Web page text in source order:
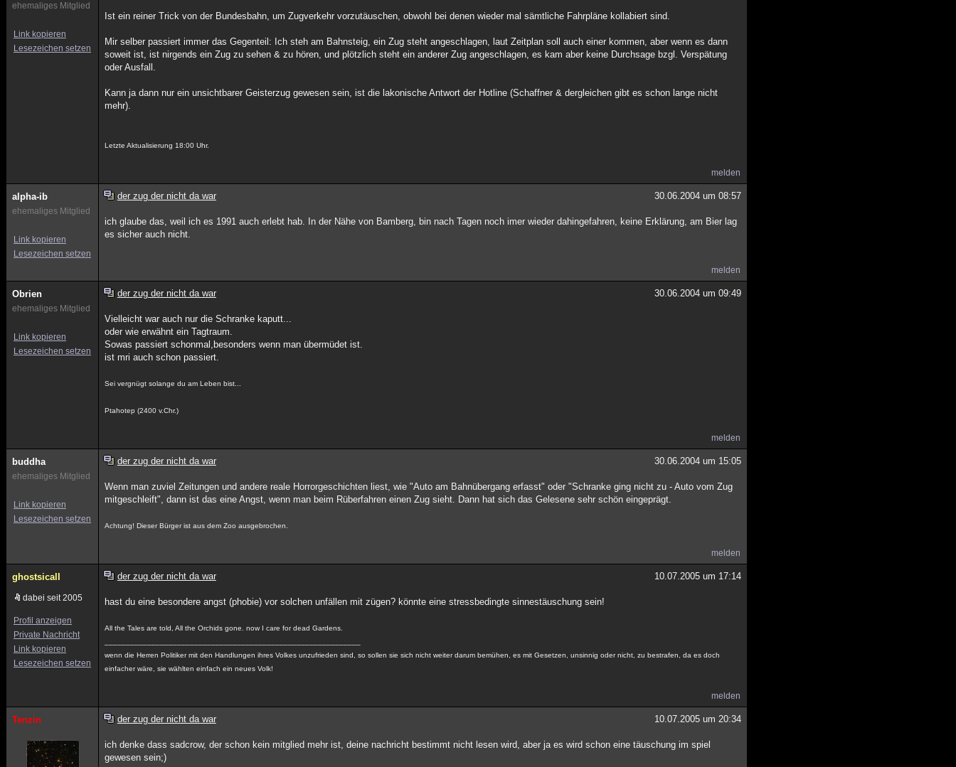
ehemaliges Mitglied
Link kopieren
Lesezeichen setzen
Ist ein reiner Trick von der Bundesbahn, um Zugverkehr vorzutäuschen, obwohl bei denen wieder mal sämtliche Fahrpläne kollabiert sind.
Mir selber passiert immer das Gegenteil: Ich steh am Bahnsteig, ein Zug steht angeschlagen, laut Zeitplan soll auch einer kommen, aber wenn es dann
soweit ist, ist nirgends ein Zug zu sehen & zu hören, und plötzlich steht ein anderer Zug angeschlagen, es kam aber keine Durchsage bzgl. Verspätung
oder Ausfall.
Kann ja dann nur ein unsichtbarer Geisterzug gewesen sein, ist die lakonische Antwort der Hotline (Schaffner & dergleichen gibt es schon lange nicht
mehr).
Letzte Aktualisierung 18:00 Uhr.
melden
alpha-ib
ehemaliges Mitglied
Link kopieren
Lesezeichen setzen
der zug der nicht da war 30.06.2004 um 08:57
ich glaube das, weil ich es 1991 auch erlebt hab. In der Nähe von Bamberg, bin nach Tagen noch imer wieder dahingefahren, keine Erklärung, am Bier lag
es sicher auch nicht.
melden
Obrien
ehemaliges Mitglied
Link kopieren
Lesezeichen setzen
der zug der nicht da war 30.06.2004 um 09:49
Vielleicht war auch nur die Schranke kaputt...
oder wie erwähnt ein Tagtraum.
Sowas passiert schonmal,besonders wenn man übermüdet ist.
ist mri auch schon passiert.
Sei vergnügt solange du am Leben bist...
Ptahotep (2400 v.Chr.)
melden
buddha
ehemaliges Mitglied
Link kopieren
Lesezeichen setzen
der zug der nicht da war 30.06.2004 um 15:05
Wenn man zuviel Zeitungen und andere reale Horrorgeschichten liest, wie "Auto am Bahnübergang erfasst" oder "Schranke ging nicht zu - Auto vom Zug
mitgeschleift", dann ist das eine Angst, wenn man beim Rüberfahren einen Zug sieht. Dann hat sich das Gelesene sehr schön eingeprägt.
Achtung! Dieser Bürger ist aus dem Zoo ausgebrochen.
melden
ghostsicall
dabei seit 2005
Profil anzeigen
Private Nachricht
Link kopieren
Lesezeichen setzen
der zug der nicht da war 10.07.2005 um 17:14
hast du eine besondere angst (phobie) vor solchen unfällen mit zügen? könnte eine stressbedingte sinnestäuschung sein!
All the Tales are told, All the Orchids gone. now I care for dead Gardens.
wenn die Herren Politiker mit den Handlungen ihres Volkes unzufrieden sind, so sollen sie sich nicht weiter darum bemühen, es mit Gesetzen, unsinnig oder nicht, zu bestrafen, da es doch
einfacher wäre, sie wählten einfach ein neues Volk!
melden
Tenzin der zug der nicht da war 10.07.2005 um 20:34
ich denke dass sadcrow, der schon kein mitglied mehr ist, deine nachricht bestimmt nicht lesen wird, aber ja es wird schon eine täuschung im spiel
gewesen sein;)